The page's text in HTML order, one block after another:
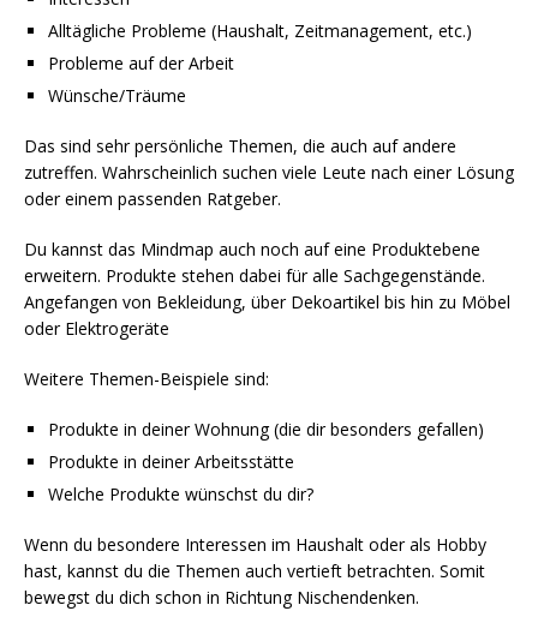
Alltägliche Probleme (Haushalt, Zeitmanagement, etc.)
Probleme auf der Arbeit
Wünsche/Träume
Das sind sehr persönliche Themen, die auch auf andere
zutreffen. Wahrscheinlich suchen viele Leute nach einer Lösung
oder einem passenden Ratgeber.
Du kannst das Mindmap auch noch auf eine Produktebene
erweitern. Produkte stehen dabei für alle Sachgegenstände.
Angefangen von Bekleidung, über Dekoartikel bis hin zu Möbel
oder Elektrogeräte
Weitere Themen-Beispiele sind:
Produkte in deiner Wohnung (die dir besonders gefallen)
Produkte in deiner Arbeitsstätte
Welche Produkte wünschst du dir?
Wenn du besondere Interessen im Haushalt oder als Hobby
hast, kannst du die Themen auch vertieft betrachten. Somit
bewegst du dich schon in Richtung Nischendenken.